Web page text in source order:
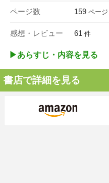
ページ数 159 ページ
感想・レビュー 61 件
▶︎あらすじ・内容を見る
書店で詳細を見る